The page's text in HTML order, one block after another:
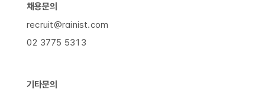
채용문의
recruit@rainist.com
02 3775 5313
기타문의